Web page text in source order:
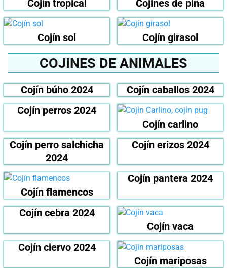
Cojín tropical Cojines de piña
Cojín sol Cojín girasol
COJINES DE ANIMALES
Cojín búho 2024
Cojín caballos 2024
Cojín perros 2024
Cojín carlino
Cojín perro salchicha
2024
Cojín erizos 2024
Cojín flamencos
Cojín pantera 2024
Cojín cebra 2024
Cojín vaca
Cojín ciervo 2024
Cojín mariposas